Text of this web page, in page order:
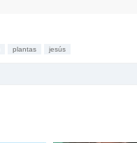
plantas jesús